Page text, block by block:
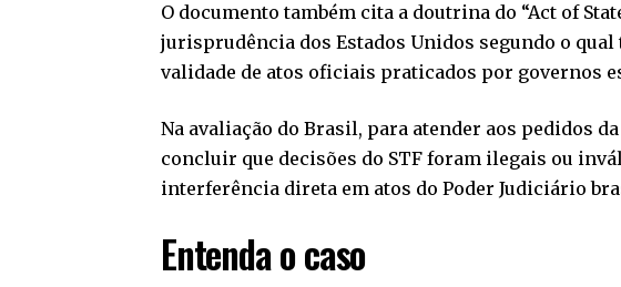
O documento também cita a doutrina do “Act of
jurisprudência dos Estados Unidos segundo o
validade de atos oficiais praticados por governos
Na avaliação do Brasil, para atender aos pedidos
concluir que decisões do STF foram ilegais ou
interferência direta em atos do Poder Judiciário
Entenda o caso